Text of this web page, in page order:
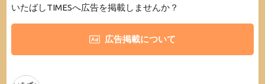
いたばしTIMESへ広告を掲載しませんか？
広告掲載について